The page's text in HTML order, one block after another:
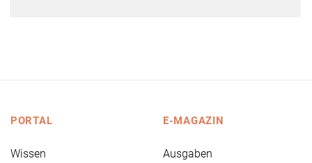
PORTAL
Wissen
E-MAGAZIN
Ausgaben